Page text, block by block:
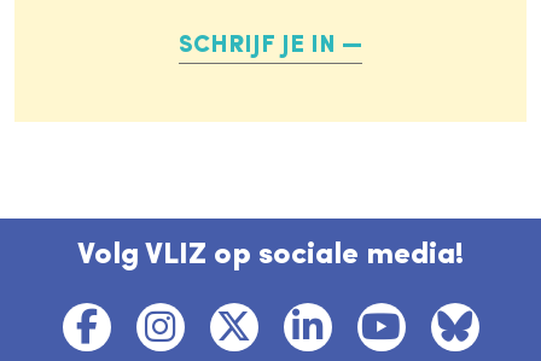
SCHRIJF JE IN
Volg VLIZ op sociale media!